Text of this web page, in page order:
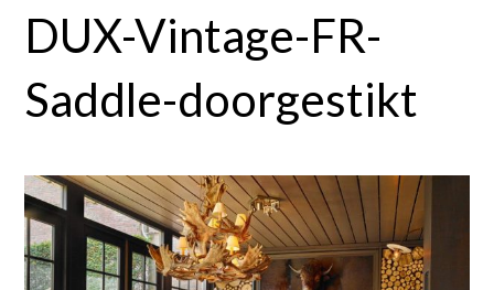
DUX-Vintage-FR-
Saddle-doorgestikt